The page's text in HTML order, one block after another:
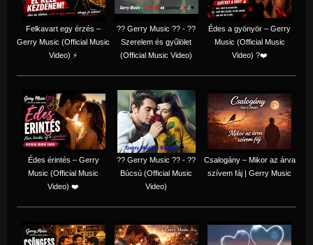
Felkavart egy érzés –
Gerry Music (Official Music
Video) ⚡
?? Gerry Music ?? - ??
Szerelem és gyűlölet
(Official Music Video)
Édes a gyönyör – Gerry
Music (Official Music
Video) ?❤️
Édes érintés – Gerry
Music (Official Music
Video) ❤️
?? Gerry Music ?? - ??
Búcsú (Official Music
Video)
Csalogány – Mikor az árva
szívem fáj | Gerry Music